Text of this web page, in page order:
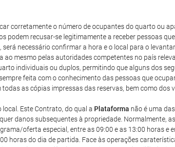
corretamente o número de ocupantes do quarto ou
podem recusar-se legitimamente a receber pessoas
necessário confirmar a hora e o local para o
mesmo pelas autoridades competentes no país
individuais ou duplos, permitindo que alguns dos
feita com o conhecimento das pessoas que
as cópias impressas das reservas, bem como dos
Este Contrato, do qual a Plataforma não é uma
danos subsequentes à propriedade. Normalmente,
oferta especial, entre as 09:00 e as 13:00 horas e
horas do dia de partida. Face às operações